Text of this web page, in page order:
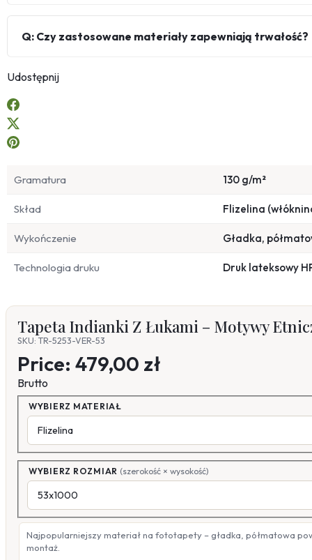
Q: Czy zastosowane materiały zapewniają trwałość?
Udostępnij
Gramatura 130 g/m²
Skład Flizelina
Wykończenie Gładka,
Technologia druku Druk lateksowy
Tapeta Indianki Z Łukami – Motywy
SKU: TR-5253-VER-53
Price: 479,00 zł
Brutto
WYBIERZ MATERIAŁ
WYBIERZ ROZMIAR (szerokość × wysokość)
Najpopularniejszy materiał na fototapety – gładka, półmatowa
montaż.